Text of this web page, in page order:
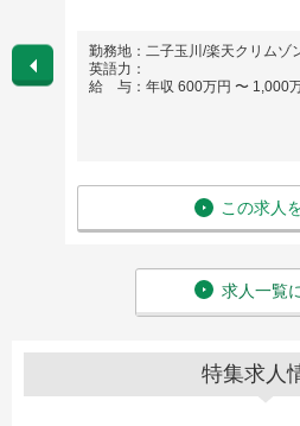
勤務地：二子玉川/楽天クリムゾ
英語力：
給 与：年収 600万円 〜 1,000
この求人
求人一覧
特集求人